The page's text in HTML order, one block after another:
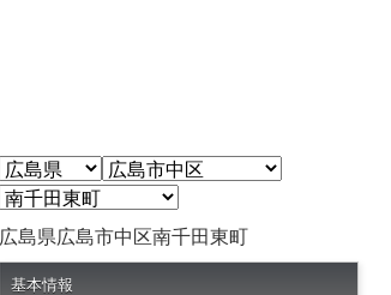
広島県広島市中区南千田東町
基本情報